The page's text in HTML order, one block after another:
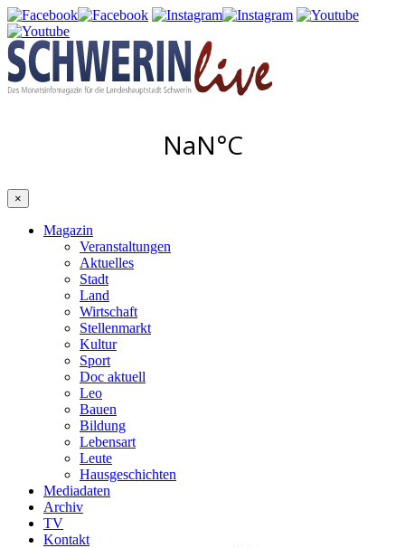
×
Magazin
Veranstaltungen
Aktuelles
Stadt
Land
Wirtschaft
Stellenmarkt
Kultur
Sport
Doc aktuell
Leo
Bauen
Bildung
Lebensart
Leute
Hausgeschichten
Mediadaten
Archiv
TV
Kontakt